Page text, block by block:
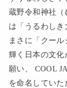
蔵野令和神社（
は「うるわしき
まさに「クー
輝く日本の文
願い、 COOL
を命名していた